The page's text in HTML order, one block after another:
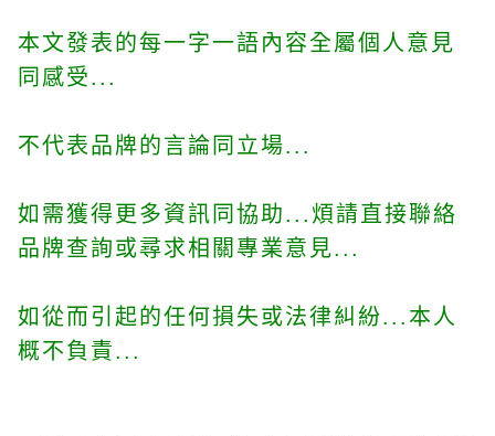
本文發表的每一字一語內容全屬個人意見
同感受...
不代表品牌的言論同立場...
如需獲得更多資訊同協助...煩請直接聯絡
品牌查詢或尋求相關專業意見...
如從而引起的任何損失或法律糾紛...本人
概不負責...